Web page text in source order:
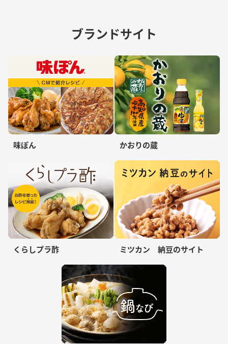
ブランドサイト
味ぽん かおりの蔵
くらしプラ酢 ミツカン 納豆のサイト